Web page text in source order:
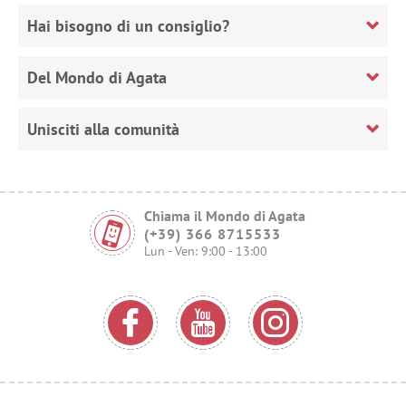
Hai bisogno di un consiglio?
Del Mondo di Agata
Unisciti alla comunità
Chiama il Mondo di Agata
(+39) 366 8715533
Lun - Ven: 9:00 - 13:00